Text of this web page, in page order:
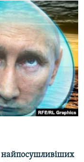
найпосушливіших